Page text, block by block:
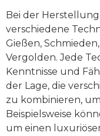
Bei der
verschiedene
Gießen,
Vergolden. Jede
Kenntnisse und
der Lage, die
zu kombinieren,
Beispielsweise
um einen